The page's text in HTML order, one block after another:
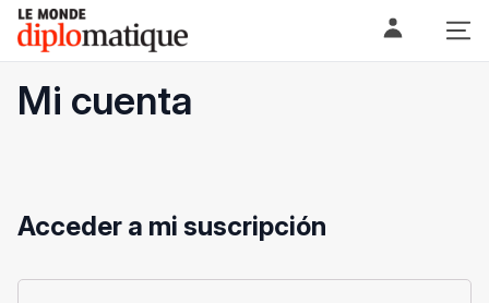
Skip
content
Le monde diplomatique
Mi cuenta
Acceder a mi suscripción